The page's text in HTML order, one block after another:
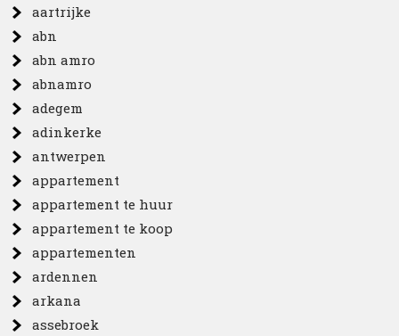
aartrijke
abn
abn amro
abnamro
adegem
adinkerke
antwerpen
appartement
appartement te huur
appartement te koop
appartementen
ardennen
arkana
assebroek